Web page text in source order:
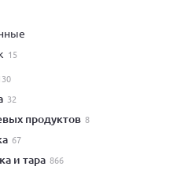
15
32
продуктов 8
67
и тара 866